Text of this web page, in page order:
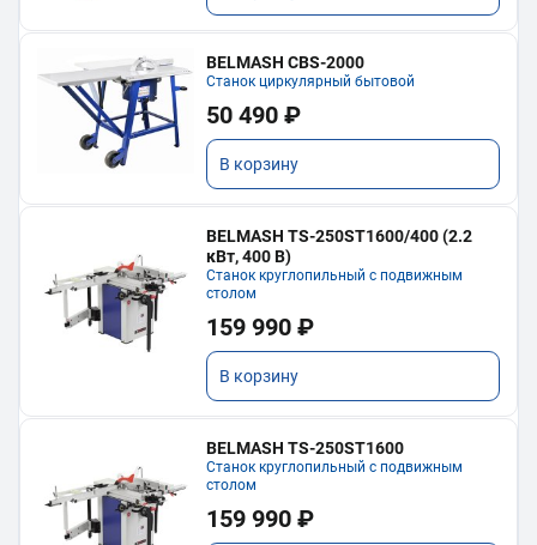
BELMASH CBS-2000
Станок циркулярный бытовой
50 490 ₽
В корзину
BELMASH TS-250ST1600/400 (2.2
кВт, 400 В)
Станок круглопильный с подвижным
столом
159 990 ₽
В корзину
BELMASH TS-250ST1600
Станок круглопильный с подвижным
столом
159 990 ₽